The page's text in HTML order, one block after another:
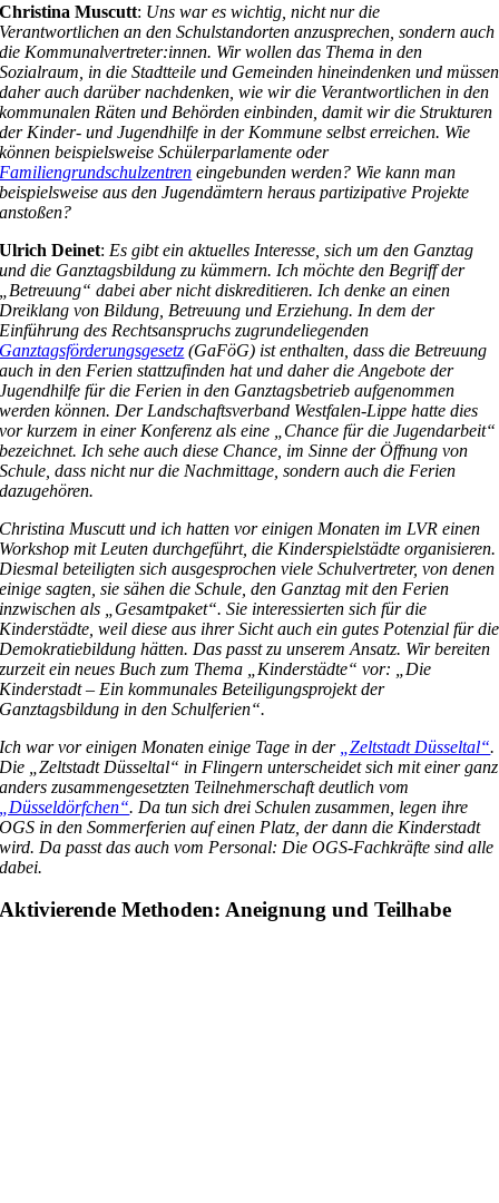
Christina Muscutt: Uns war es wichtig, nicht nur die
Verantwortlichen an den Schulstandorten anzusprechen, sondern auch
die Kommunalvertreter:innen. Wir wollen das Thema in den
Sozialraum, in die Stadtteile und Gemeinden hineindenken und müssen
daher auch darüber nachdenken, wie wir die Verantwortlichen in den
kommunalen Räten und Behörden einbinden, damit wir die Strukturen
der Kinder- und Jugendhilfe in der Kommune selbst erreichen. Wie
können beispielsweise Schülerparlamente oder
Familiengrundschulzentren eingebunden werden? Wie kann man
beispielsweise aus den Jugendämtern heraus partizipative Projekte
anstoßen?
Ulrich Deinet: Es gibt ein aktuelles Interesse, sich um den Ganztag
und die Ganztagsbildung zu kümmern. Ich möchte den Begriff der
„Betreuung“ dabei aber nicht diskreditieren. Ich denke an einen
Dreiklang von Bildung, Betreuung und Erziehung. In dem der
Einführung des Rechtsanspruchs zugrundeliegenden
Ganztagsförderungsgesetz (GaFöG) ist enthalten, dass die Betreuung
auch in den Ferien stattzufinden hat und daher die Angebote der
Jugendhilfe für die Ferien in den Ganztagsbetrieb aufgenommen
werden können. Der Landschaftsverband Westfalen-Lippe hatte dies
vor kurzem in einer Konferenz als eine „Chance für die Jugendarbeit“
bezeichnet. Ich sehe auch diese Chance, im Sinne der Öffnung von
Schule, dass nicht nur die Nachmittage, sondern auch die Ferien
dazugehören.
Christina Muscutt und ich hatten vor einigen Monaten im LVR einen
Workshop mit Leuten durchgeführt, die Kinderspielstädte organisieren.
Diesmal beteiligten sich ausgesprochen viele Schulvertreter, von denen
einige sagten, sie sähen die Schule, den Ganztag mit den Ferien
inzwischen als „Gesamtpaket“. Sie interessierten sich für die
Kinderstädte, weil diese aus ihrer Sicht auch ein gutes Potenzial für die
Demokratiebildung hätten. Das passt zu unserem Ansatz. Wir bereiten
zurzeit ein neues Buch zum Thema „Kinderstädte“ vor: „Die
Kinderstadt – Ein kommunales Beteiligungsprojekt der
Ganztagsbildung in den Schulferien“.
Ich war vor einigen Monaten einige Tage in der
„Zeltstadt Düsseltal“.
Die „Zeltstadt Düsseltal“ in Flingern unterscheidet sich mit einer ganz
anders zusammengesetzten Teilnehmerschaft deutlich vom
„Düsseldörfchen“. Da tun sich drei Schulen zusammen, legen ihre
OGS in den Sommerferien auf einen Platz, der dann die Kinderstadt
wird. Da passt das auch vom Personal: Die OGS-Fachkräfte sind alle
dabei.
Aktivierende Methoden: Aneignung und Teilhabe